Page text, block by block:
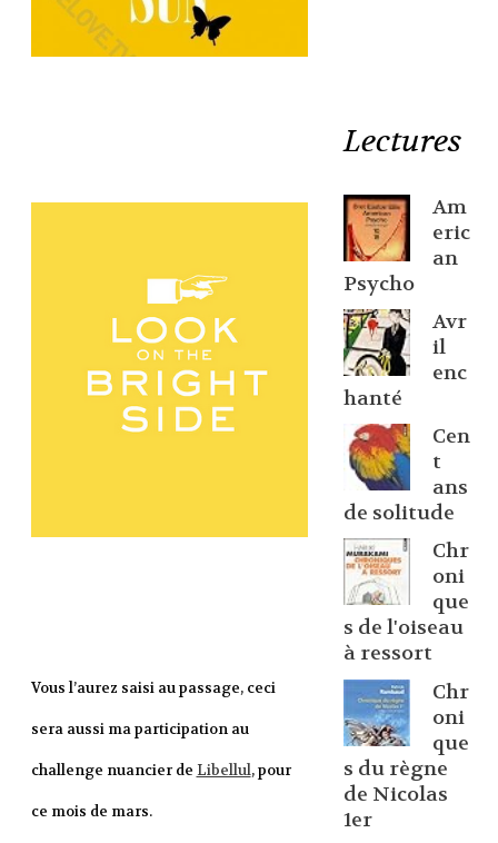
Vous l’aurez saisi au passage, ceci
sera aussi ma participation au
challenge nuancier de Libellul, pour
ce mois de mars.
Lectures
Am
eric
an
Psycho
Avr
il
enc
hanté
Cen
t
ans
de solitude
Chr
oni
que
s de l'oiseau
à ressort
Chr
oni
que
s du règne
de Nicolas
1er